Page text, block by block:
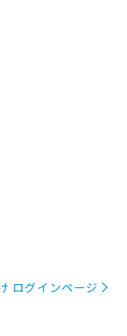
ログインページ